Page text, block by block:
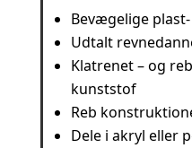
Bevægelige
Udtalt
Klatrenet – og
kunststof
Reb
Dele i akryl eller